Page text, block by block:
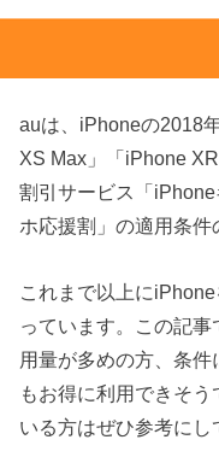
auは、iPhoneの2018
XS Max」「iPhone
割引サービス「
ホ応援割」の適用条件
これまで以上に
っています。この記
用量が多めの方、条
もお得に利用できそ
いる方はぜひ参考にし